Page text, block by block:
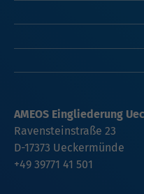
AMEOS Eingliederung
Ravensteinstraße 23
D-17373 Ueckermünde
+49 39771 41 501